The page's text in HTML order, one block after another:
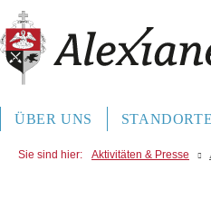
ÜBER UNS STANDORTE
Sie sind hier: Aktivitäten & Presse